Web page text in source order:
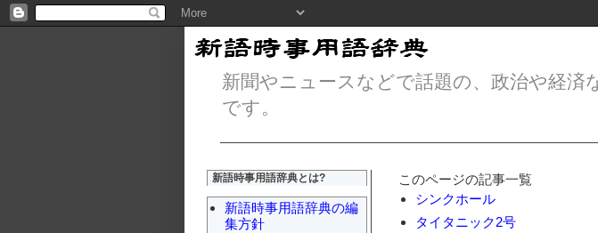
新聞やニュースなどで話題の、政治や経済
です。
このページの記事一覧
シンクホール
タイタニック2号
新語時事用語辞典とは?
新語時事用語辞典の編
集方針